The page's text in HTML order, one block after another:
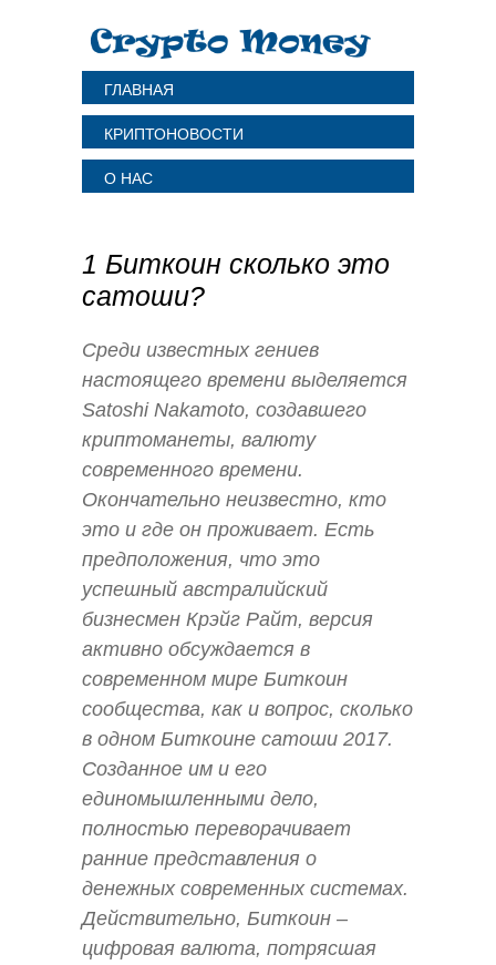
ГЛАВНАЯ
КРИПТОНОВОСТИ
О НАС
1 Биткоин сколько это
сатоши?
Среди известных гениев
настоящего времени выделяется
Satoshi Nakamoto, создавшего
криптоманеты, валюту
современного времени.
Окончательно неизвестно, кто
это и где он проживает. Есть
предположения, что это
успешный австралийский
бизнесмен Крэйг Райт, версия
активно обсуждается в
современном мире Биткоин
сообщества, как и вопрос, сколько
в одном Биткоине сатоши 2017.
Созданное им и его
единомышленными дело,
полностью переворачивает
ранние представления о
денежных современных системах.
Действительно, Биткоин –
цифровая валюта, потрясшая